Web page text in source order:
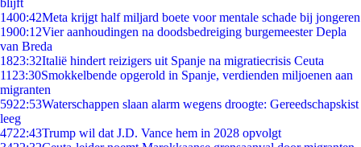
blijft
1400:42Meta krijgt half miljard boete voor mentale schade bij jongeren
1900:12Vier aanhoudingen na doodsbedreiging burgemeester Depla
van Breda
1823:32Italië hindert reizigers uit Spanje na migratiecrisis Ceuta
11 23:30Smokkelbende opgerold in Spanje, verdienden miljoenen aan
migranten
5922:53Waterschappen slaan alarm wegens droogte: Gereedschapskist
leeg
4722:43Trump wil dat J.D. Vance hem in 2028 opvolgt